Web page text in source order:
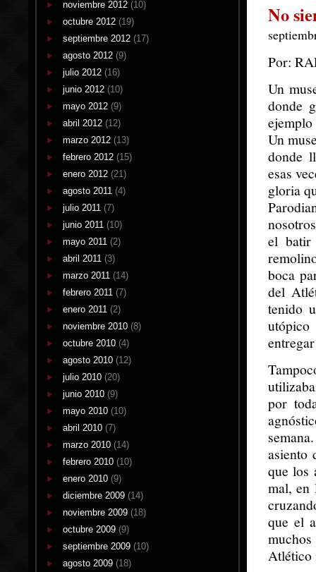
noviembre 2012 (10)
octubre 2012 (19)
septiembre 2012 (17)
agosto 2012 (9)
julio 2012 (16)
junio 2012 (10)
mayo 2012 (9)
abril 2012 (12)
marzo 2012 (13)
febrero 2012 (15)
enero 2012 (21)
agosto 2011 (4)
julio 2011 (7)
junio 2011 (10)
mayo 2011 (2)
abril 2011 (3)
marzo 2011 (14)
febrero 2011 (7)
enero 2011 (2)
noviembre 2010 (8)
octubre 2010 (4)
agosto 2010 (12)
julio 2010 (20)
junio 2010 (9)
mayo 2010 (10)
abril 2010 (7)
marzo 2010 (14)
febrero 2010 (10)
enero 2010 (9)
diciembre 2009 (14)
noviembre 2009 (18)
octubre 2009 (9)
septiembre 2009 (10)
agosto 2009 (18)
No
Por:
Un
donde
Un
donde
esas
gloria
el batir
boca
del
tenido
por
asiento
que los
mal, en
que el
Atlético